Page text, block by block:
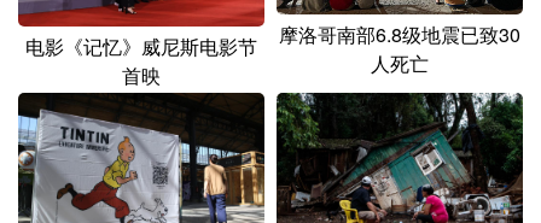
Deutsch Português
电影《记忆》威尼斯电影节
首映
摩洛哥南部6.8级地震已致30
人死亡